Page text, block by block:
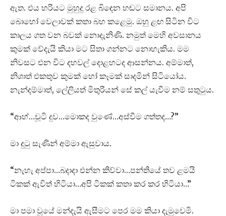
ඇත. එය හරියට මුහුදු රළ බිඳෙන හඬට සමානය. අපි
බොහෝ වෙලාවක් කතා බහ කළෙමු. ඔහු ළඟ සිටින විට
කාලය ගත වන බවක් නොදැනිණි. නමුත් මෙහි අවසානය
කුමක් වේදැයි කියා මට සිතා ගන්නට නොහැකිය. මම
නිවසට එන විට දහවල් දොළහටද ආසන්නය. අම්මාත්,
නිශාත් එකතුව කුමක් හෝ කෑමක් සාදමින් සිටියෝය.
නැන්දම්මාත්, ලේලියත් මිතුරියන් සේ කල් යැවීම නම් සතුටුය.
“ආහ්…චූටි දුව…මොකද වුණේ…අස්වීම ගත්තද…?”
මා දුටු සැණින් අම්මා ඇසුවාය.
“නැහැ අප්පා…බදාදා එන්න කිව්වා…පන්තියේ තව ළමයි
ටිකක් ඇවිත් හිටියා…අපි ටිකක් කතා කර කර හිටියා…”
මා පමා වූයේ මන්දැයි ඇසීමට පෙර මම කියා දැමුවෙමි.